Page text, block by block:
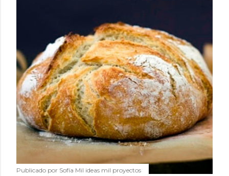
Publicado por Sofía Mil ideas mil proyectos